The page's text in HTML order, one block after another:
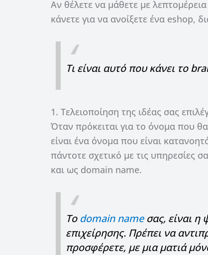
Αν θέλετε να μάθετε με
κάνετε για να ανοίξετε ένα eshop,
Τι είναι αυτό που κάνει το
1. Τελειοποίηση της ιδέας σας
Όταν πρόκειται για το όνομα που
είναι ένα όνομα που είναι
πάντοτε σχετικό με τις υπηρεσίες
και ως domain name.
Το domain nameσας, είναι η
επιχείρησης. Πρέπει να
προσφέρετε, με μια ματιά